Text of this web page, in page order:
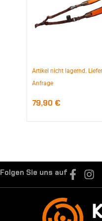
Artikel nicht lagernd.
Anfrage
79,90 €
Folgen Sie uns auf